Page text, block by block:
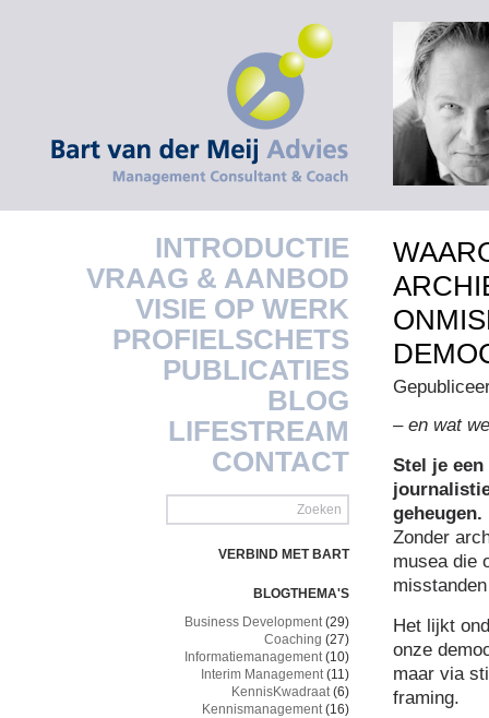
INTRODUCTIE
VRAAG & AANBOD
VISIE OP WERK
PROFIELSCHETS
PUBLICATIES
BLOG
LIFESTREAM
CONTACT
VERBIND MET BART
BLOGTHEMA'S
Business Development(29)
Coaching (27)
Informatiemanagement(10)
Interim Management(11)
KennisKwadraat(6)
Kennismanagement(16)
– en wat
Stel je
geheugen.
Zonder
musea die
Het lijkt
onze
maar via
framing.